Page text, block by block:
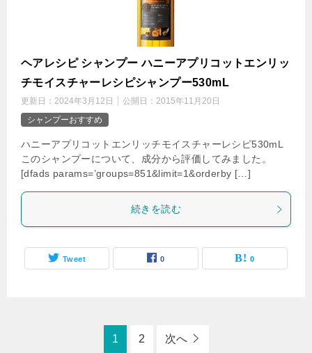
ヘアレシピ シャンプー ハニーアプリコットエンリッ
チモイスチャーレシピシャンプー530mL
更新日： 2024年3月12日 公開日： 2015年11月20日
シャンプーおすすめ
ハニーアプリコットエンリッチモイスチャーレシピ530mL
このシャンプーについて、成分から評価してみました。
[dfads params=’groups=851&limit=1&orderby […]
続きを読む
Tweet 0 0
1 2 次へ